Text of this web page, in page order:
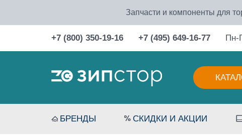
Запчасти и компоненты для
+7 (800) 350-19-16 +7 (495) 649-16-77 Пн-
БРЕНДЫ СКИДКИ И АКЦИИ